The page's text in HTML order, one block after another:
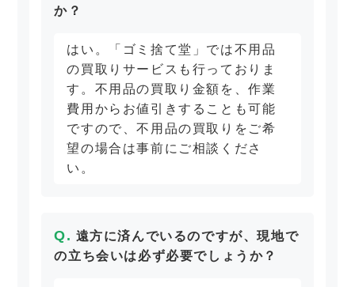
か？
はい。「ゴミ捨て堂」では不用品
の買取りサービスも行っておりま
す。不用品の買取り金額を、作業
費用からお値引きすることも可能
ですので、不用品の買取りをご希
望の場合は事前にご相談くださ
い。
遠方に済んでいるのですが、現地で
の立ち会いは必ず必要でしょうか？